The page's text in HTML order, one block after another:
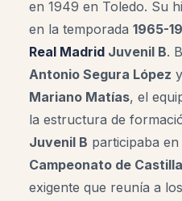
en 1949 en Toledo. Su
en la temporada 1965-
Real Madrid Juvenil B.
Antonio Segura López
Mariano Matías, el
la estructura de
Juvenil B participaba en
Campeonato de Castilla
exigente que reunía a